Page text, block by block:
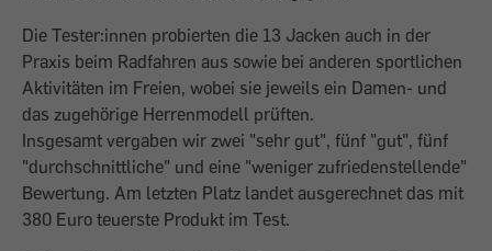
Die Tester:innen probierten die 13 ­Jacken auch in der
Praxis beim Radfahren aus sowie bei anderen sportlichen
Aktivitäten im Freien, wobei sie jeweils ein Damen- und
das zugehörige Herrenmodell prüften.
Insgesamt vergaben wir zwei "sehr gut", fünf "gut", fünf
"durchschnittliche" und eine "weniger zufriedenstellende"
Bewertung. Am letzten Platz landet ausgerechnet das mit
380 Euro teuerste Produkt im Test.